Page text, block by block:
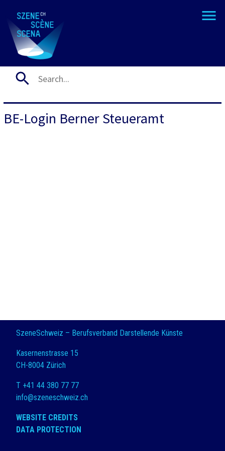
BE-Login Berner Steueramt
SzeneSchweiz – Berufsverband Darstellende Künste
Kasernenstrasse 15
CH-8004 Zürich
T +41 44 380 77 77
info@szeneschweiz.ch
WEBSITE CREDITS
DATA PROTECTION